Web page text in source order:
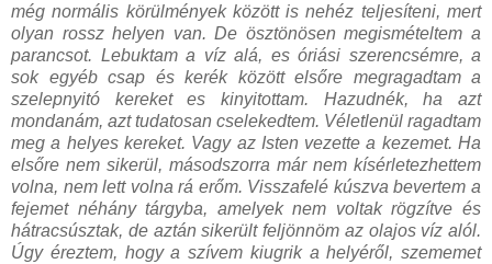
még normális körülmények között is nehéz teljesíteni, mert
olyan rossz helyen van. De ösztönösen megismételtem a
parancsot. Lebuktam a víz alá, es óriási szerencsémre, a
sok egyéb csap és kerék között elsőre megragadtam a
szelepnyitó kereket es kinyitottam. Hazudnék, ha azt
mondanám, azt tudatosan cselekedtem. Véletlenül ragadtam
meg a helyes kereket. Vagy az Isten vezette a kezemet. Ha
elsőre nem sikerül, másodszorra már nem kísérletezhettem
volna, nem lett volna rá erőm. Visszafelé kúszva bevertem a
fejemet néhány tárgyba, amelyek nem voltak rögzítve és
hátracsúsztak, de aztán sikerült feljönnöm az olajos víz alól.
Úgy éreztem, hogy a szívem kiugrik a helyéről, szememet